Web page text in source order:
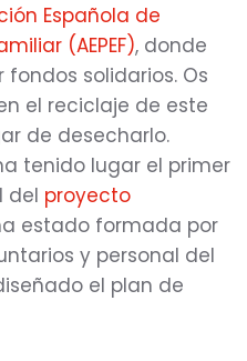
Española de
(AEPEF), donde
solidarios. Os
el reciclaje de este
de desecharlo.
tenido lugar el primer
del proyecto
estado formada por
y personal del
el plan de